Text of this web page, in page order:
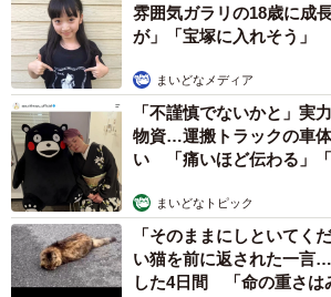
雰囲気ガラリの18歳に成
が」「宝塚に入れそう」
まいどなメディア
「不謹慎でないかと」実
物資…運搬トラックの車
い 「痛いほど伝わる」「
まいどなトピック
「そのままにしといてく
い猫を前に返された一
した4日間 「命の重さは